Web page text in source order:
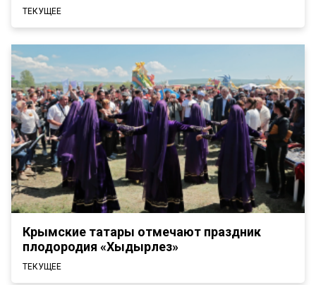
ТЕКУЩЕЕ
Крымские татары отмечают праздник
плодородия «Хыдырлез»
ТЕКУЩЕЕ